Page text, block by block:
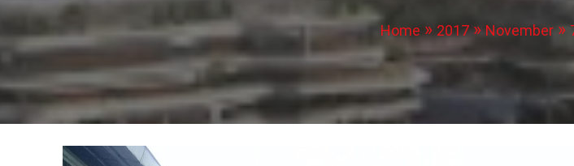
Home 2017 November